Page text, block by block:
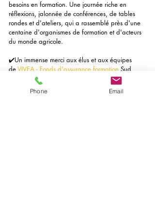
besoins en formation. Une journée riche en
réflexions, jalonnée de conférences, de tables
rondes et d'ateliers, qui a rassemblé près d'une
centaine d'organismes de formation et d'acteurs
du monde agricole.
✔️Un immense merci aux élus et aux équipes
de VIVEA - Fonds d'assurance formation Sud
pour le travail préparatoire, leur accueil
chaleureux et leur bienveillance. Je me suis
véritablement senti comme chez moi, en famille,
Phone Email